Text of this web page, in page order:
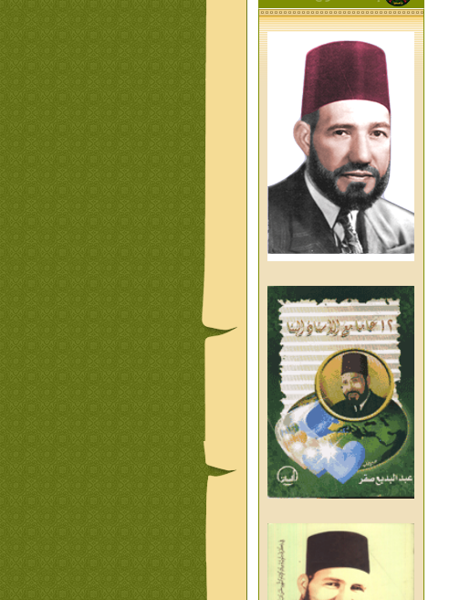
حكايات من التراث الجزء الاول
من اعلام الاخوان المسلمين
المعاصرين الجزء الثانى
ديوان شعر الاخوان فى القلب
تاليف الشيخ على متولى
تفاصيل جنازة الشهيد احمد
النيسى وعمر شاهين 1952
جمعه امين ومواقف ساعدت
الامام البنا فى تكوين شخصي
الاستاذ جمعه امين وعبقرية
الامام البنا
الشمائل المحمديه دكتور يحيى
غزب
واليوم والغد
من تراث د احمد العسال
العلمانية
كلمات رمضانية الشيخ عيسى
عبد العليم
قبسات رمضانية الشيخ عيسى
عبد العليم